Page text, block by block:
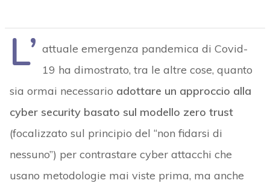
L’ attuale emergenza pandemica di Covid-
19 ha dimostrato, tra le altre cose, quanto
sia ormai necessario adottare un approccio alla
cyber security basato sul modello zero trust
(focalizzato sul principio del “non fidarsi di
nessuno”) per contrastare cyber attacchi che
usano metodologie mai viste prima, ma anche